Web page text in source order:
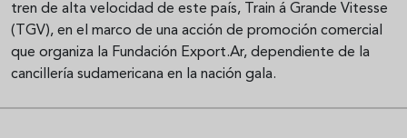
tren de alta velocidad de este país, Train á Grande Vitesse
(TGV), en el marco de una acción de promoción comercial
que organiza la Fundación Export.Ar, dependiente de la
cancillería sudamericana en la nación gala.